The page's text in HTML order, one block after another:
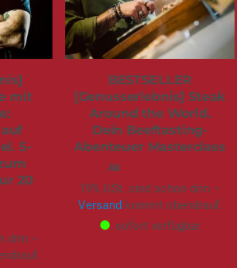
mit
5-
20
drin –
BESTSELLER
[Genusserlebnis] Steak
Around the World.
Dein Beeftasting-
Abenteuer Masterclass
Ab
19% USt. sind schon drin –
Versand kommt obendrauf.
sofort verfügbar